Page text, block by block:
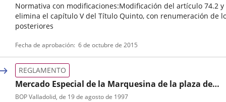
Normativa con modificaciones:Modificación del artículo 74.2 y
elimina el capítulo V del Título Quinto, con renumeración de
posteriores
de
normativa
boletin
Fecha de aprobación 6 de octubre de 2015
Mercado Especial de la Marquesina de la plaza de
España, Reglamento
REGLAMENTO
BOP Valladolid, de 19 de agosto de 1997